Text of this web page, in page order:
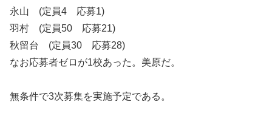
永山 (定員4 応募1)
羽村 (定員50 応募21)
秋留台 (定員30 応募28)
なお応募者ゼロが1校あった。美原だ。
無条件で3次募集を実施予定である。